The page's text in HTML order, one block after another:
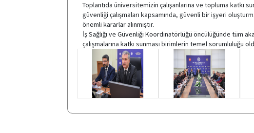
Toplantıda üniversitemizin çalışanlarına ve topluma katkı
güvenliği çalışmaları kapsamında, güvenli bir işyeri
önemli kararlar alınmıştır.
İş Sağlığı ve Güvenliği Koordinatörlüğü öncülüğünde tüm
çalışmalarına katkı sunması birimlerin temel sorumluluğu